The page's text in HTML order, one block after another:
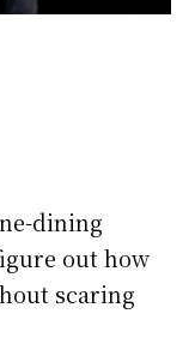
dining
out how
scaring